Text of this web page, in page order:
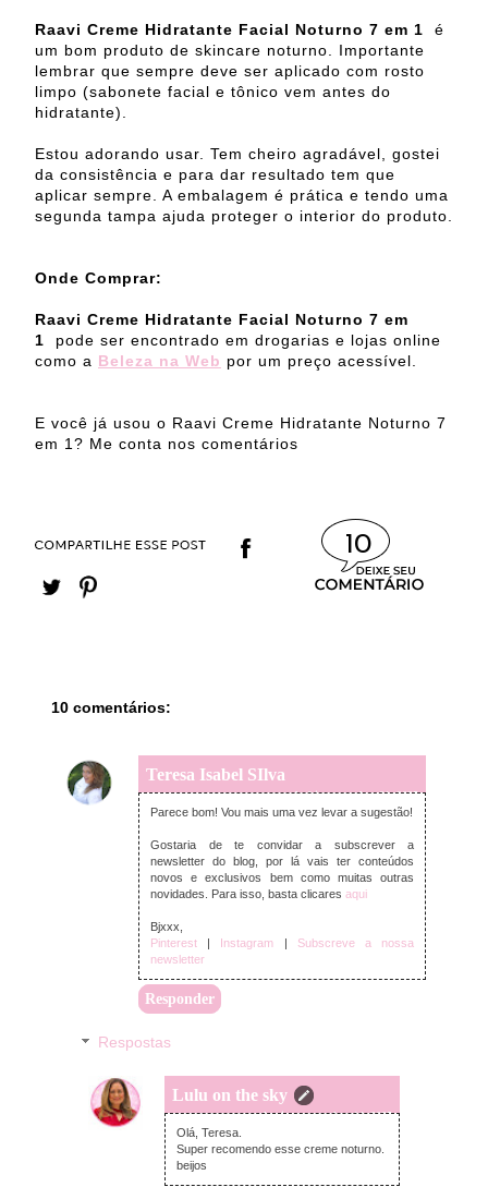
Raavi Creme Hidratante Facial Noturno 7 em 1
é
um bom produto de skincare noturno. Importante
lembrar que sempre deve ser aplicado com rosto
limpo (sabonete facial e tônico vem antes do
hidratante).
Estou adorando usar. Tem cheiro agradável, gostei
da consistência e para dar resultado tem que
aplicar sempre. A embalagem é prática e tendo uma
segunda tampa ajuda proteger o interior do produto.
Onde Comprar:
Raavi Creme Hidratante Facial Noturno 7 em
1 pode ser encontrado em drogarias e lojas online
como a Beleza na Web por um preço acessível.
E você já usou o Raavi Creme Hidratante Noturno 7
em 1? Me conta nos comentários
10
10 comentários:
Teresa Isabel SIlva
segunda-feira, setembro 01, 2025
Parece bom! Vou mais uma vez levar a sugestão!
Gostaria de te convidar a subscrever a
newsletter do blog, por lá vais ter conteúdos
novos e exclusivos bem como muitas outras
novidades. Para isso, basta clicares aqui
Bjxxx,
Pinterest
Instagram
Subscreve a nossa
newsletter
Responder
Respostas
Lulu on the sky
domingo, setembro 14, 2025
Olá, Teresa.
Super recomendo esse creme noturno.
beijos